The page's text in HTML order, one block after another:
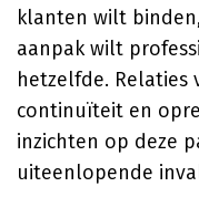
klanten wilt
aanpak wilt
hetzelfde. Relaties
continuïteit en
inzichten op deze
uiteenlopende